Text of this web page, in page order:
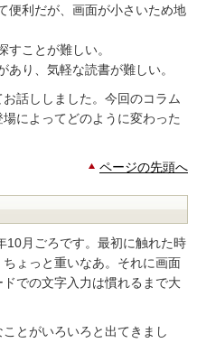
便利だが、画面が小さいため地
ことが難しい。
り、気軽な読書が難しい。
話ししました。今回のコラム
によってどのように変わった
ページの先頭へ
10月ごろです。最初に触れた時
ょっと重いなあ。それに画面
ドでの文字入力は慣れるまで大
とがいろいろと出てきまし